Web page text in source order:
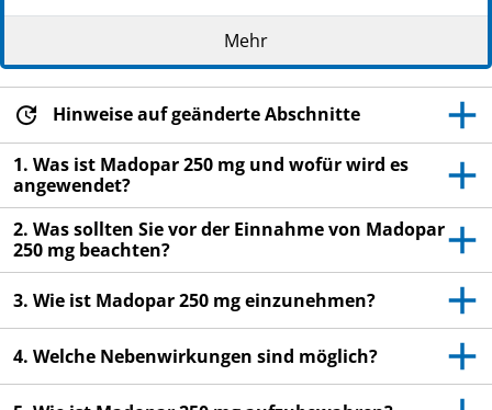
Wenn Sie weitere Fragen haben, wenden Sie sich
an Ihren Arzt, Apotheker oder das medizinische
Fachpersonal.
Dieses Arzneimittel wurde Ihnen persönlich
verschrieben. Geben Sie es nicht an Dritte weiter.
Es kann anderen Menschen schaden, auch wenn
diese die gleichen Beschwerden haben wie Sie.
Wenn Sie Nebenwirkungen bemerken, wenden Sie
sich an Ihren Arzt, Apotheker oder das
Nebenwirkungen, die nicht in dieser
Packungsbeilage angegeben sind. Siehe Abschnitt
4.
Mehr
Hinweise auf geänderte Abschnitte
1. Was ist Madopar 250 mg und wofür wird es
angewendet?
2. Was sollten Sie vor der Einnahme von Madopar
250 mg beachten?
3. Wie ist Madopar 250 mg einzunehmen?
4. Welche Nebenwirkungen sind möglich?